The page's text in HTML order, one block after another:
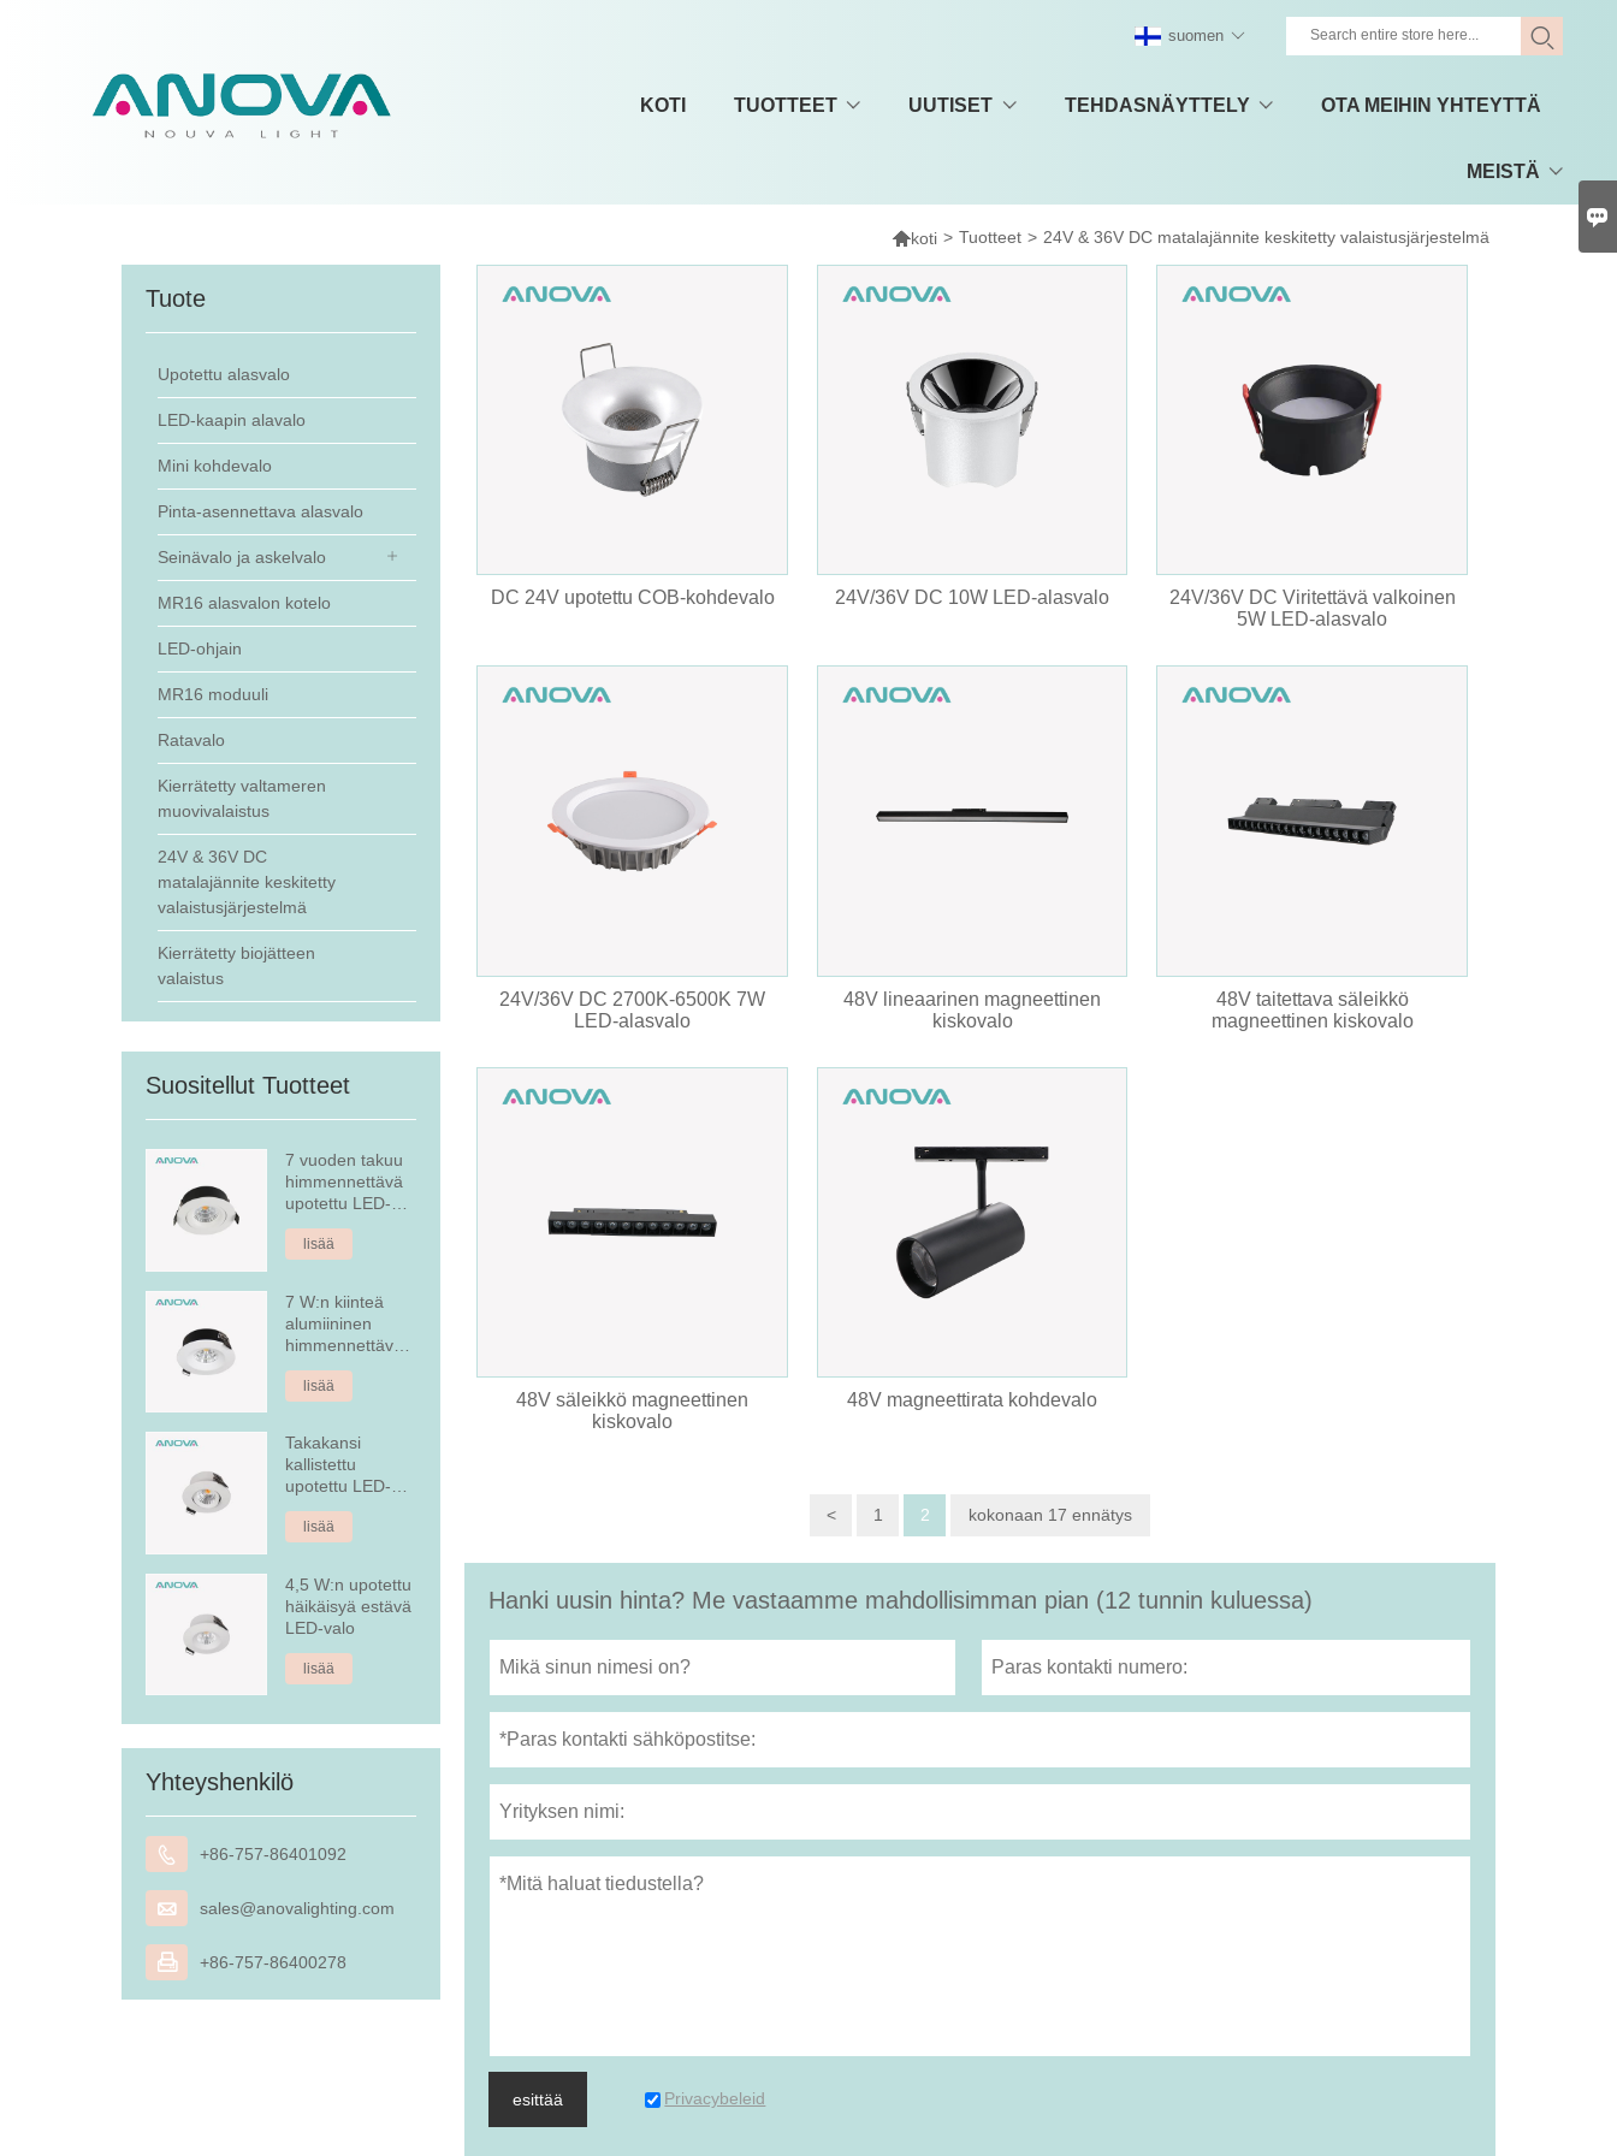
KOTI TUOTTEET UUTISET TEHDASNÄYTTELY OTA MEIHIN YHTEYTTÄ
MEISTÄ
suomen
koti > Tuotteet > 24V & 36V DC matalajännite keskitetty valaistusjärjestelmä
Tuote
Upotettu alasvalo
LED-kaapin alavalo
Mini kohdevalo
Pinta-asennettava alasvalo
Seinävalo ja askelvalo
MR16 alasvalon kotelo
LED-ohjain
MR16 moduuli
Ratavalo
Kierrätetty valtameren
muovivalaistus
24V & 36V DC
matalajännite keskitetty
valaistusjärjestelmä
Kierrätetty biojätteen
valaistus
Suositellut Tuotteet
7 vuoden takuu
himmennettävä
upotettu LED-
alasvalo
lisää
7 W:n kiinteä
alumiininen
himmennettävä
upotettu LED-
alasvalo
lisää
Takakansi
kallistettu
upotettu LED-
alasvalo
lisää
4,5 W:n upotettu
häikäisyä estävä
LED-valo
lisää
Yhteyshenkilö
 +86-757-86401092
 sales@anovalighting.com
 +86-757-86400278
DC 24V upotettu COB-kohdevalo 24V/36V DC 10W LED-alasvalo
24V/36V DC Viritettävä valkoinen
5W LED-alasvalo
24V/36V DC 2700K-6500K 7W
LED-alasvalo
48V lineaarinen magneettinen
kiskovalo
48V taitettava säleikkö
magneettinen kiskovalo
48V säleikkö magneettinen
kiskovalo
48V magneettirata kohdevalo
< 1 2 kokonaan 17 ennätys
Hanki uusin hinta? Me vastaamme mahdollisimman pian (12 tunnin kuluessa)
esittää Privacybeleid
